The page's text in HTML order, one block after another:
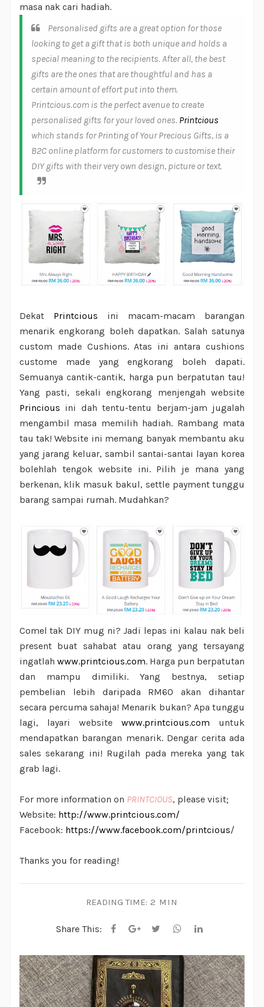
masa nak cari hadiah.
Personalised gifts are a great option for those
looking to get a gift that is both unique and holds a
special meaning to the recipients. After all, the best
gifts are the ones that are thoughtful and has a
certain amount of effort put into them.
Printcious.com is the perfect avenue to create
personalised gifts for your loved ones. Printcious
which stands for Printing of Your Precious Gifts, is a
B2C online platform for customers to customise their
DIY gifts with their very own design, picture or text.
Dekat Printcious ini macam-macam barangan
menarik engkorang boleh dapatkan. Salah satunya
custom made Cushions. Atas ini antara cushions
custome made yang engkorang boleh dapati.
Semuanya cantik-cantik, harga pun berpatutan tau!
Yang pasti, sekali engkorang menjengah website
Princious ini dah tentu-tentu berjam-jam jugalah
mengambil masa memilih hadiah. Rambang mata
tau tak! Website ini memang banyak membantu aku
yang jarang keluar, sambil santai-santai layan korea
bolehlah tengok website ini. Pilih je mana yang
berkenan, klik masuk bakul, settle payment tunggu
barang sampai rumah. Mudahkan?
Comel tak DIY mug ni? Jadi lepas ini kalau nak beli
present buat sahabat atau orang yang tersayang
ingatlah www.printcious.com. Harga pun berpatutan
dan mampu dimiliki. Yang bestnya, setiap
pembelian lebih daripada RM60 akan dihantar
secara percuma sahaja! Menarik bukan? Apa tunggu
lagi, layari websitewww.printcious.com untuk
mendapatkan barangan menarik. Dengar cerita ada
sales sekarang ini! Rugilah pada mereka yang tak
grab lagi.
For more information on PRINTCIOUS, please visit;
Website: http://www.printcious.com/
Facebook: https://www.facebook.com/printcious/
Thanks you for reading!
READING TIME: 2 MIN
Share This: